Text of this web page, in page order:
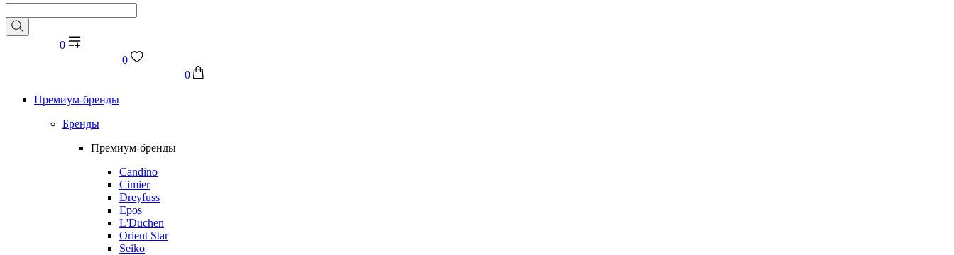
0
0
0
Премиум-бренды
Бренды
Премиум-бренды
Candino
Cimier
Dreyfuss
Epos
L'Duchen
Orient Star
Seiko